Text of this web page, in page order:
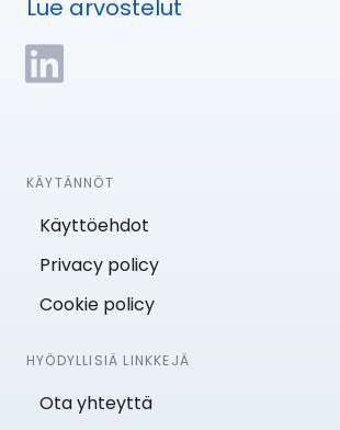
Lue arvostelut
KÄYTÄNNÖT
Käyttöehdot
Privacy policy
Cookie policy
HYÖDYLLISIÄ LINKKEJÄ
Ota yhteyttä